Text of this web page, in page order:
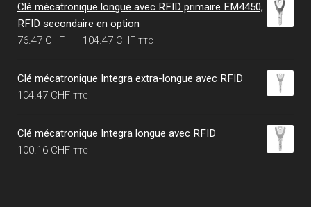
Clé mécatronique longue avec RFID primaire EM4450,
RFID secondaire en option
76.47 CHF – 104.47 CHFPlage
prix :
TTC
Clé mécatronique Integra extra-longue avec RFID
104.47 CHF TTC
Clé mécatronique Integra longue avec RFID
100.16 CHF TTC